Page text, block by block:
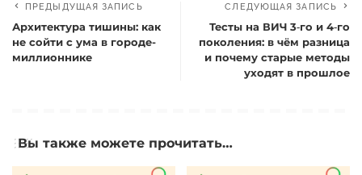
ПРЕДЫДУЩАЯ ЗАПИСЬ
Архитектура тишины: как
не сойти с ума в городе-
миллионнике
СЛЕДУЮЩАЯ ЗАПИСЬ
Тесты на ВИЧ 3‑го и 4‑го
поколения: в чём разница
и почему старые методы
уходят в прошлое
Вы также можете прочитать…